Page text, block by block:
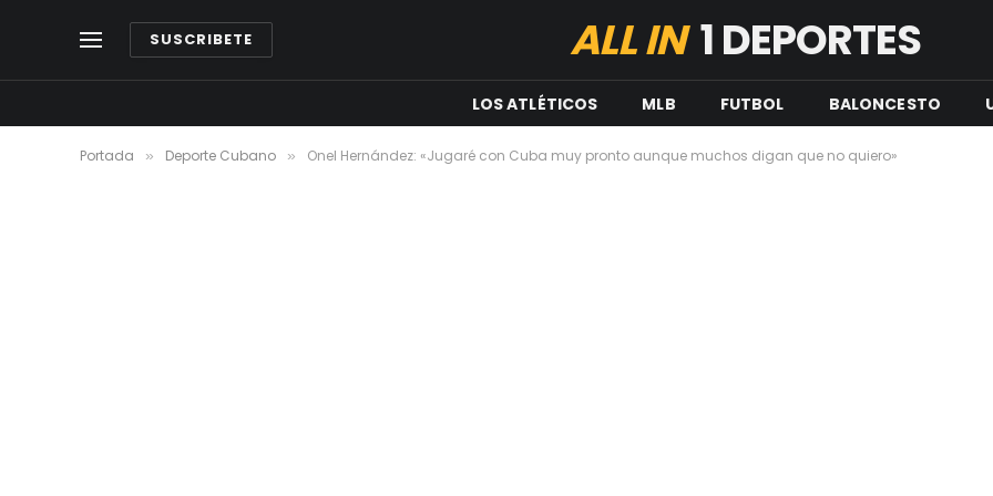
SUSCRIBETE ALL IN1 DEPORTES
LOS ATLÉTICOS MLB FUTBOL BALONCESTO
Portada » Deporte Cubano » Onel Hernández: «Jugaré con Cuba muy pronto aunque muchos digan que no quiero»